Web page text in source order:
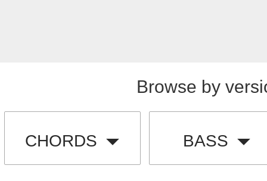
Browse by
CHORDS BASS